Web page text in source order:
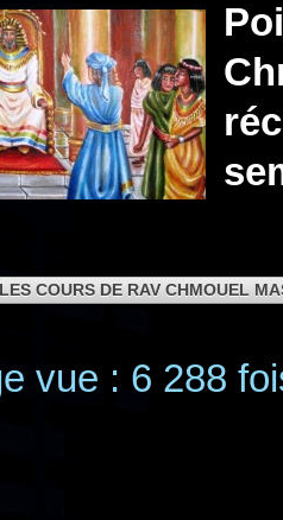
COURS DE RAV CHMOUEL
vue : 6 288